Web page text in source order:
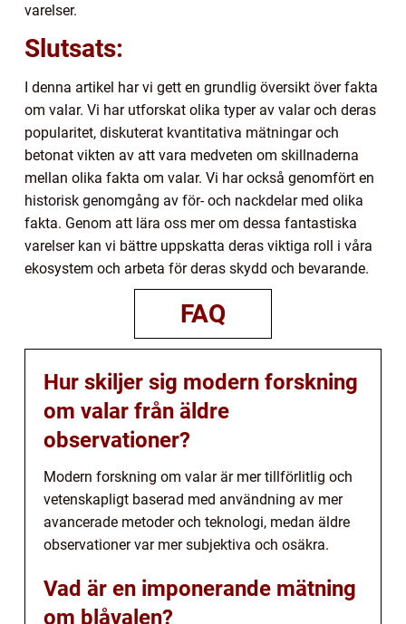
varelser.
Slutsats:
I denna artikel har vi gett en grundlig översikt över fakta
om valar. Vi har utforskat olika typer av valar och deras
popularitet, diskuterat kvantitativa mätningar och
betonat vikten av att vara medveten om skillnaderna
mellan olika fakta om valar. Vi har också genomfört en
historisk genomgång av för- och nackdelar med olika
fakta. Genom att lära oss mer om dessa fantastiska
varelser kan vi bättre uppskatta deras viktiga roll i våra
ekosystem och arbeta för deras skydd och bevarande.
FAQ
Hur skiljer sig modern forskning
om valar från äldre
observationer?
Modern forskning om valar är mer tillförlitlig och
vetenskapligt baserad med användning av mer
avancerade metoder och teknologi, medan äldre
observationer var mer subjektiva och osäkra.
Vad är en imponerande mätning
om blåvalen?